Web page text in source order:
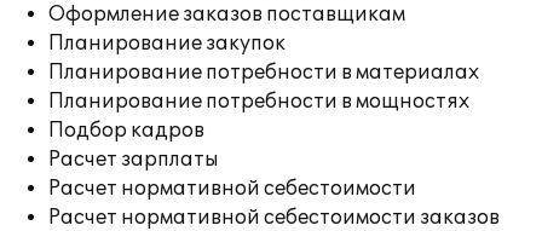
Оформление заказов поставщикам
Планирование закупок
Планирование потребности в материалах
Планирование потребности в мощностях
Подбор кадров
Расчет зарплаты
Расчет нормативной себестоимости
Расчет нормативной себестоимости заказов